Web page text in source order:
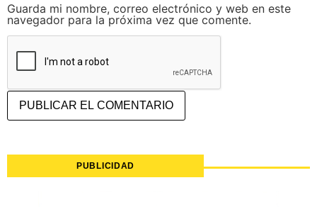
Guarda mi nombre, correo electrónico y web en este
navegador para la próxima vez que comente.
PUBLICIDAD